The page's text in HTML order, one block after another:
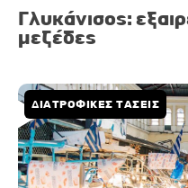
Γλυκάνισος:
μεζέδες
ΔΙΑΤΡΟΦΙΚΕΣ ΤΑΣΕΙΣ